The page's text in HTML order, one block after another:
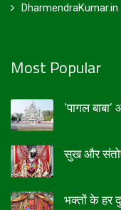
DharmendraKumar.in
Most Popular
‘पागल
सुख और संतोष
भक्तों के हर